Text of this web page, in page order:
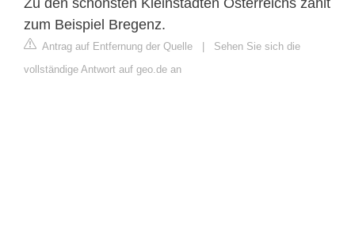
zum Beispiel Bregenz.
Antrag auf Entfernung der Quelle | Sehen Sie sich die
vollständige Antwort auf geo.de an